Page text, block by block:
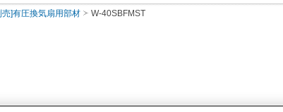
売]有圧換気扇用部材 W-40SBFMST